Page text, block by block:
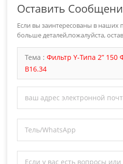
Оставить
Если вы заинтересованы в наших
больше деталей,пожалуйста,
Тема : Фильтр Y-Типа 2” 150
B16.34